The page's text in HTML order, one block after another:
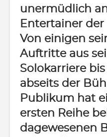
unermüdlich
Entertainer
Von einigen
Auftritte aus
Solokarriere
abseits der
Publikum hat
ersten Reihe
dagewesenen